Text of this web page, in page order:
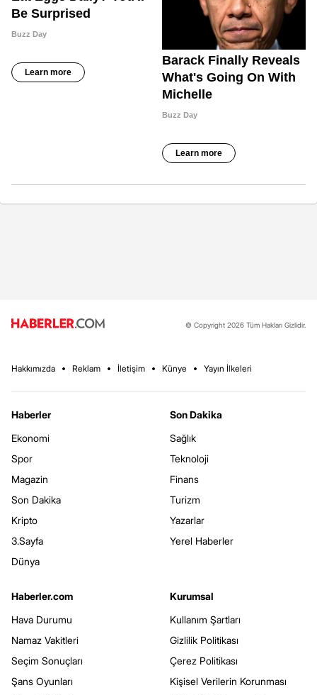
© Copyright 2026 Tüm Hakları Gizlidir.
Hakkımızda Reklam İletişim Künye Yayın İlkeleri
Haberler
Ekonomi
Spor
Magazin
Son Dakika
Kripto
3.Sayfa
Dünya
Son Dakika
Sağlık
Teknoloji
Finans
Turizm
Yazarlar
Yerel Haberler
Haberler.com
Hava Durumu
Namaz Vakitleri
Seçim Sonuçları
Şans Oyunları
Kurumsal
Kullanım Şartları
Gizlilik Politikası
Çerez Politikası
Kişisel Verilerin Korunması